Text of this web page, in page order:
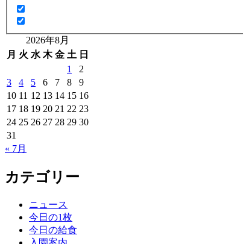
2026年8月
月 火 水 木 金 土 日
1
2
3
4 5 6 7 8
9
10 11 12 13 14 15 16
17 18 19 20 21 22 23
24 25 26 27 28 29 30
31
« 7月
カテゴリー
ニュース
今日の1枚
今日の給食